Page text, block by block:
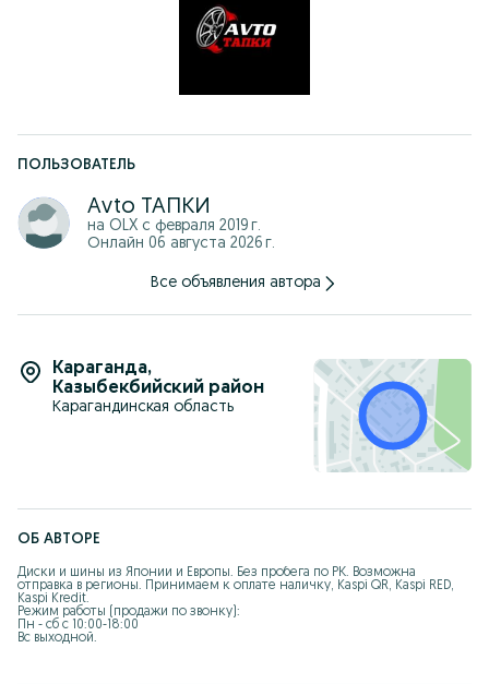
ПОЛЬЗОВАТЕЛЬ
Аvto ТАПКИ
на OLX с февраля 2019 г.
Онлайн 06 августа 2026 г.
Все объявления автора
Караганда,
Казыбекбийский район
Карагандинская область
ОБ АВТОРЕ
Диски и шины из Японии и Европы. Без пробега по РК. Возможна
отправка в регионы. Принимаем к оплате наличку, Kaspi QR, Kaspi RED,
Kaspi Kredit.
Режим работы (продажи по звонку):
Пн - сб с 10:00-18:00
Вс выходной.